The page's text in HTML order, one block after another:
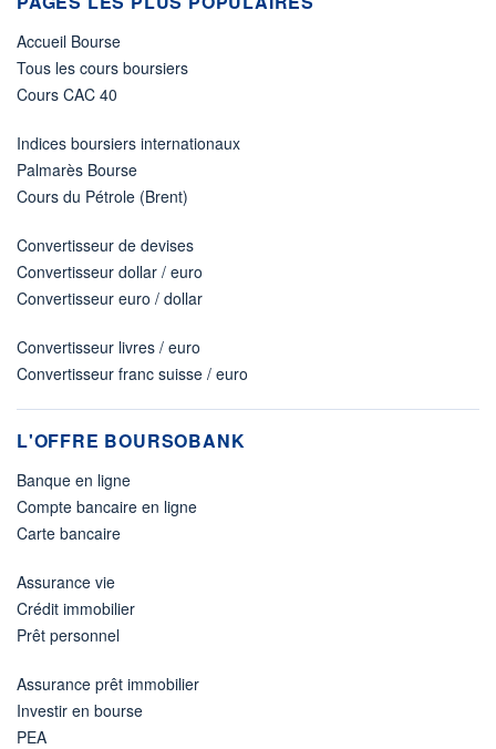
Accueil Bourse
Tous les cours boursiers
Cours CAC 40
Indices boursiers internationaux
Palmarès Bourse
Cours du Pétrole (Brent)
Convertisseur de devises
Convertisseur dollar / euro
Convertisseur euro / dollar
Convertisseur livres / euro
Convertisseur franc suisse / euro
L'OFFRE BOURSOBANK
Banque en ligne
Compte bancaire en ligne
Carte bancaire
Assurance vie
Crédit immobilier
Prêt personnel
Assurance prêt immobilier
Investir en bourse
PEA